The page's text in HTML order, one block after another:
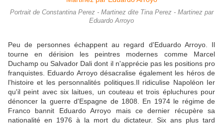
Portrait de Constantina Perez - Martinez dite Tina Perez - Martinez par
Eduardo Arroyo
Peu de personnes échappent au regard d'Eduardo Arroyo. Il
tourne en dérision les peintres modernes comme Marcel
Duchamp ou Salvador Dali dont il n'apprécie pas les positions pro
franquistes. Eduardo Arroyo désacralise également les héros de
l'histoire et les personnalités politiques.Il ridiculise Napoléon Ier
qu'il peint avec six laitues, un couteau et trois épluchures pour
dénoncer la guerre d'Espagne de 1808. En 1974 le régime de
Franco bannit Eduardo Arroyo mais ce dernier récupère sa
nationalité en 1976 à la mort du dictateur. Six ans plus tard